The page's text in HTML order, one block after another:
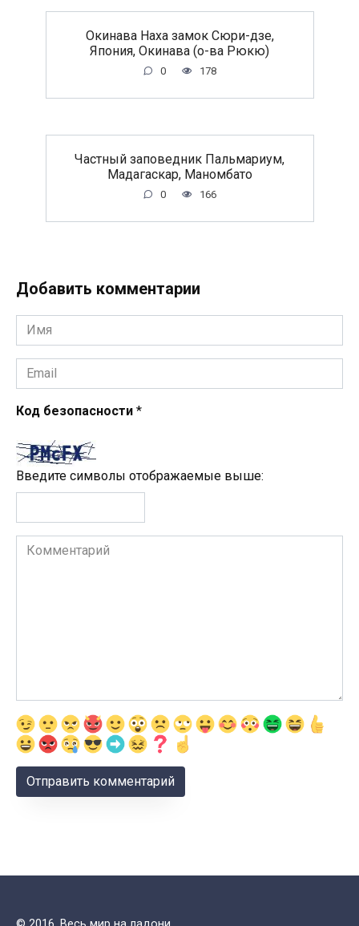
Окинава Наха замок Сюри-дзе,
Япония, Окинава (о-ва Рюкю)
0 178
Частный заповедник Пальмариум,
Мадагаскар, Маномбато
0 166
Добавить комментарии
Имя
*
Email
*
Код безопасности *
Введите символы отображаемые выше:
Комментарий